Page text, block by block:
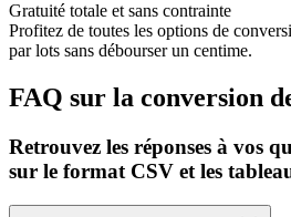
Gratuité totale et sans contrainte
Profitez de toutes les options de
par lots sans débourser un centime.
FAQ sur la conversion
Retrouvez les réponses à vos
sur le format CSV et les